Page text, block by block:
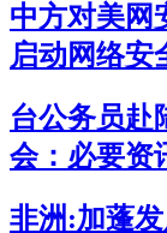
中方对美网
启动网络安
台公务员赴
会：必要资
非洲:加蓬